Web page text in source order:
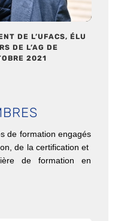
DE L’UFACS, ÉLU
DE L’AG DE
2021
de formation engagés
de la certification et
de formation en